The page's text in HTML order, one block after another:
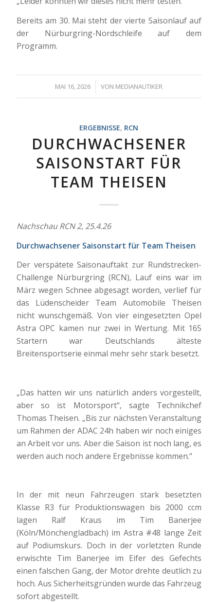
Bereits am 30. Mai steht der vierte Saisonlauf auf
der Nürburgring-Nordschleife auf dem
Programm.
MAI 16, 2026
/ VON MEDIANAUTIKER
ERGEBNISSE, RCN
DURCHWACHSENER
SAISONSTART FÜR
TEAM THEISEN
Nachschau RCN 2, 25.4.26
Durchwachsener Saisonstart für Team Theisen
Der verspätete Saisonauftakt zur Rundstrecken-
Challenge Nürburgring (RCN), Lauf eins war im
März wegen Schnee abgesagt worden, verlief für
das Lüdenscheider Team Automobile Theisen
nicht wunschgemäß. Von vier eingesetzten Opel
Astra OPC kamen nur zwei in Wertung. Mit 165
Startern war Deutschlands älteste
Breitensportserie einmal mehr sehr stark besetzt.
„Das hatten wir uns natürlich anders vorgestellt,
aber so ist Motorsport“, sagte Technikchef
Thomas Theisen. „Bis zur nächsten Veranstaltung
um Rahmen der ADAC 24h haben wir noch einiges
an Arbeit vor uns. Aber die Saison ist noch lang, es
werden auch noch andere Ergebnisse kommen.“
In der mit neun Fahrzeugen stark besetzten
Klasse R3 für Produktionswagen bis 2000 ccm
lagen Ralf Kraus im Tim Banerjee
(Köln/Mönchengladbach) im Astra #48 lange Zeit
auf Podiumskurs. Doch in der vorletzten Runde
erwischte Tim Banerjee im Eifer des Gefechts
einen falschen Gang, der Motor drehte deutlich zu
hoch. Aus Sicherheitsgründen wurde das Fahrzeug
sofort abgestellt.